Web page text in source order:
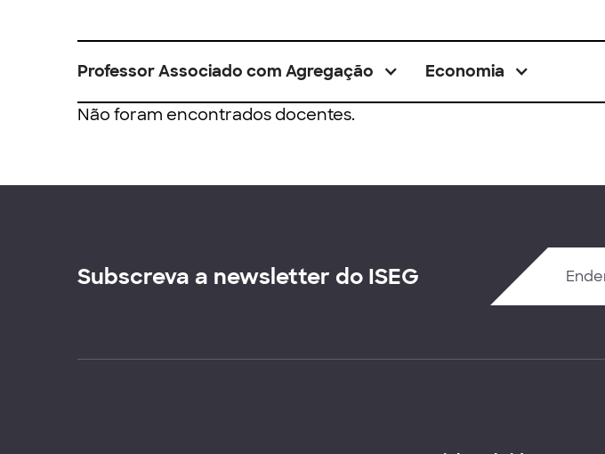
Professor Associado com Agregação Economia
Não foram encontrados docentes.
Subscreva a newsletter do ISEG